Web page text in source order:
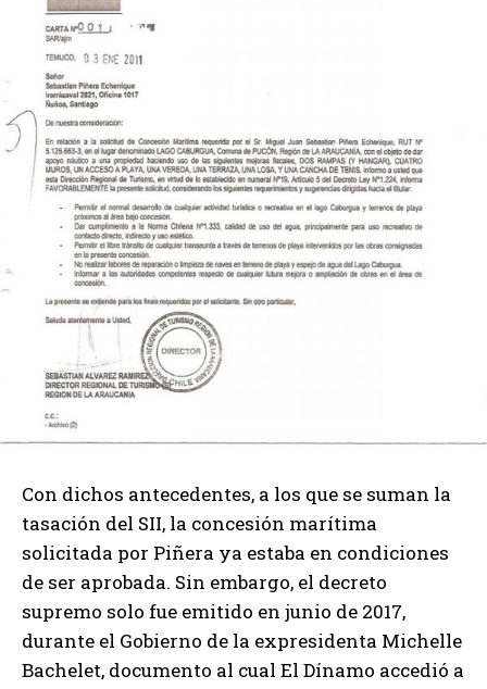
Con dichos antecedentes, a los que se suman la
tasación del SII, la concesión marítima
solicitada por Piñera ya estaba en condiciones
de ser aprobada. Sin embargo, el decreto
supremo solo fue emitido en junio de 2017,
durante el Gobierno de la expresidenta Michelle
Bachelet, documento al cual El Dínamo accedió a